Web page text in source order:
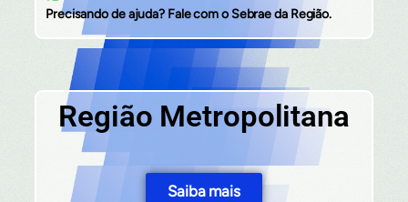
Precisando de ajuda? Fale com o Sebrae da Região.
Região Metropolitana
Saiba mais